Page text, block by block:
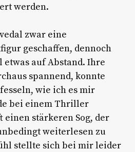
werden.
zwar eine
geschaffen, dennoch
auf Abstand. Ihre
spannend, konnte
wie ich es mir
bei einem Thriller
stärkeren Sog, der
weiterlesen zu
stellte sich bei mir leider